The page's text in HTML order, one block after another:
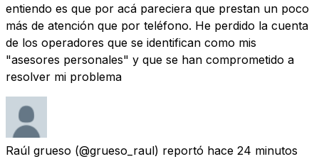
entiendo es que por acá pareciera que prestan un poco
más de atención que por teléfono. He perdido la cuenta
de los operadores que se identifican como mis
"asesores personales" y que se han comprometido a
resolver mi problema
Raúl grueso (@grueso_raul) reportó hace 24 minutos